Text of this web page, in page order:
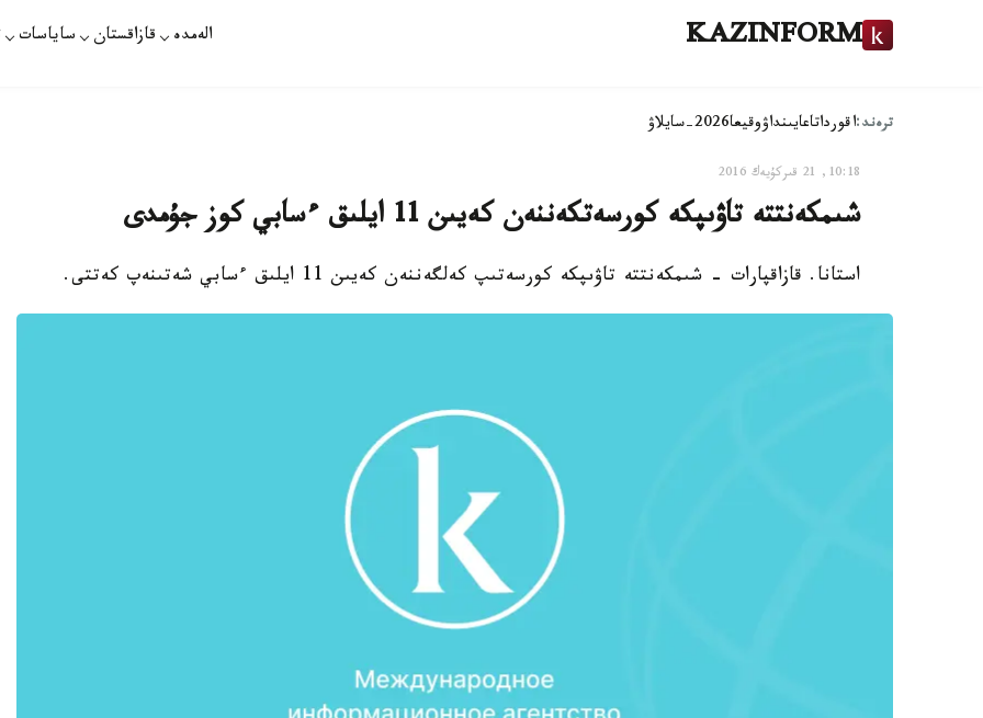
KAZINFORM الەمدە قازاقستان ساياسات
ترەند:اقورداتاعايىنداۋوقيعا2026-سايلاۋ
10:18, 21 قىركۇيەك 2016
شىمكەنتتە تاۋىپكە كورسەتكەننەن كەيىن 11 ايلىق ءسابي كوز جۇمدى
استانا. قازاقپارات - شىمكەنتتە تاۋىپكە كورسەتىپ كەلگەننەن كەيىن 11 ايلىق ءسابي شەتىنەپ كەتتى.